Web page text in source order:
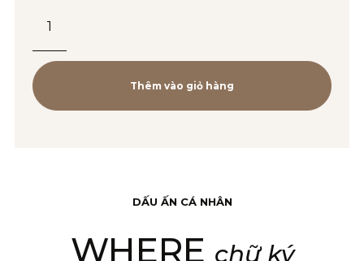
IM
2021
M
Thêm vào giỏ hàng
DẤU ẤN CÁ NHÂN
WHERE chữ ký